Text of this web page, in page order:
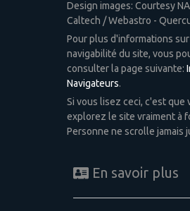
Design images: Courtesy
Caltech / Webastro -
Pour plus d'informations sur
navigabilité du site, vous
consulter la page suivante:
Navigateurs.
Si vous lisez ceci, c'est que
explorez le site vraiment à
Personne ne scrolle jamais
En savoir plus